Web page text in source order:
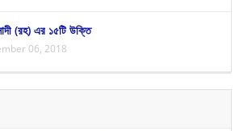
(রহ) এর ১৫টি উক্তি
06, 2018